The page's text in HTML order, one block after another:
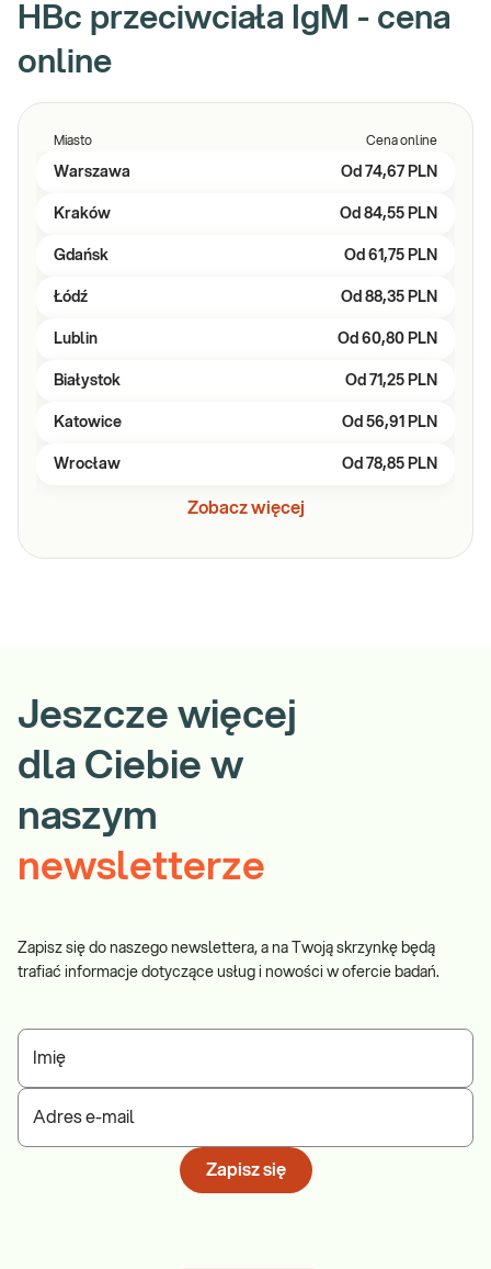
HBc przeciwciała IgM - cena
online
Miasto Cena online
Warszawa Od 74,67 PLN
Kraków Od 84,55 PLN
Gdańsk Od 61,75 PLN
Łódź Od 88,35 PLN
Lublin Od 60,80 PLN
Białystok Od 71,25 PLN
Katowice Od 56,91 PLN
Wrocław Od 78,85 PLN
Zobacz więcej
Jeszcze więcej
dla Ciebie w
naszym
newsletterze
Zapisz się do naszego newslettera, a na Twoją skrzynkę będą
trafiać informacje dotyczące usług i nowości w ofercie badań.
Imię
Adres e-mail
Zapisz się